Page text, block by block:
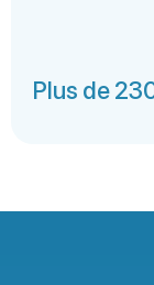
Plus de